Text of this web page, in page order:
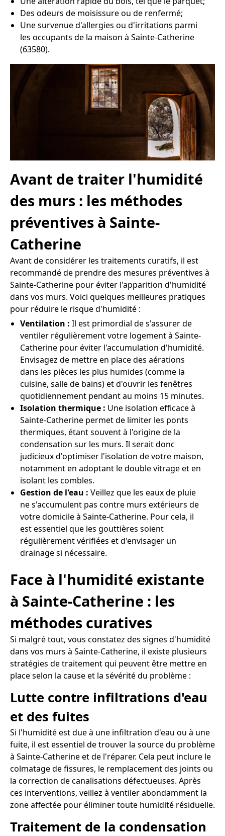
Des odeurs de moisissure ou de renfermé;
Une survenue d'allergies ou d'irritations parmi
les occupants de la maison à Sainte-Catherine
(63580).
Avant de traiter l'humidité
des murs : les méthodes
préventives à Sainte-
Catherine
Avant de considérer les traitements curatifs, il est
recommandé de prendre des mesures préventives à
Sainte-Catherine pour éviter l'apparition d'humidité
dans vos murs. Voici quelques meilleures pratiques
pour réduire le risque d'humidité :
Ventilation : Il est primordial de s'assurer de
ventiler régulièrement votre logement à Sainte-
Catherine pour éviter l'accumulation d'humidité.
Envisagez de mettre en place des aérations
dans les pièces les plus humides (comme la
cuisine, salle de bains) et d'ouvrir les fenêtres
quotidiennement pendant au moins 15 minutes.
Isolation thermique : Une isolation efficace à
Sainte-Catherine permet de limiter les ponts
thermiques, étant souvent à l'origine de la
condensation sur les murs. Il serait donc
judicieux d'optimiser l'isolation de votre maison,
notamment en adoptant le double vitrage et en
isolant les combles.
Gestion de l'eau : Veillez que les eaux de pluie
ne s'accumulent pas contre murs extérieurs de
votre domicile à Sainte-Catherine. Pour cela, il
est essentiel que les gouttières soient
régulièrement vérifiées et d'envisager un
drainage si nécessaire.
Face à l'humidité existante
à Sainte-Catherine : les
méthodes curatives
Si malgré tout, vous constatez des signes d'humidité
dans vos murs à Sainte-Catherine, il existe plusieurs
stratégies de traitement qui peuvent être mettre en
place selon la cause et la sévérité du problème :
Lutte contre infiltrations d'eau
et des fuites
Si l'humidité est due à une infiltration d'eau ou à une
fuite, il est essentiel de trouver la source du problème
à Sainte-Catherine et de l'réparer. Cela peut inclure le
colmatage de fissures, le remplacement des joints ou
la correction de canalisations défectueuses. Après
ces interventions, veillez à ventiler abondamment la
zone affectée pour éliminer toute humidité résiduelle.
Traitement de la condensation